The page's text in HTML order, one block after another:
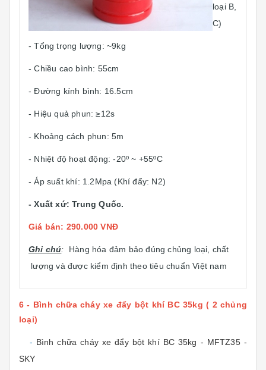
loại B,
C)
- Tổng trọng lượng: ~9kg
- Chiều cao bình: 55cm
- Đường kính bình: 16.5cm
- Hiệu quả phun: ≥12s
- Khoảng cách phun: 5m
- Nhiệt độ hoạt động: -20º ~ +55ºC
- Áp suất khí: 1.2Mpa (Khí đẩy: N2)
- Xuất xứ: Trung Quốc.
Giá bán: 290.000 VNĐ
Ghi chú: Hàng hóa đảm bảo đúng chủng loại, chất
lượng và được kiểm định theo tiêu chuẩn Việt nam
6 - Bình chữa cháy xe đẩy bột khí BC 35kg ( 2 chủng
loại)
- Bình chữa cháy xe đẩy bột khí BC 35kg - MFTZ35 -
SKY